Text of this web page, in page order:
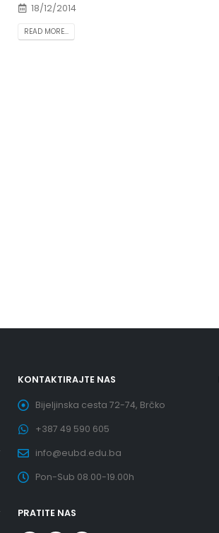
18/12/2014
READ MORE...
KONTAKTIRAJTE NAS
Bijeljinska cesta 72-74, Brčko
+387 49 590 605
info@eubd.edu.ba
Pon-Sub 08.00-19.00h
PRATITE NAS